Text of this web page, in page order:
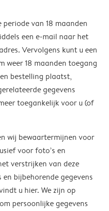
van 18 maanden
een e-mail naar het
Vervolgens kunt u een
weer 18 maanden toegang
bestelling plaatst,
gegevens
toegankelijk voor u (of
wij bewaartermijnen voor
voor foto’s en
verstrijken van deze
bijbehorende gegevens
u hier. We zijn op
persoonlijke gegevens